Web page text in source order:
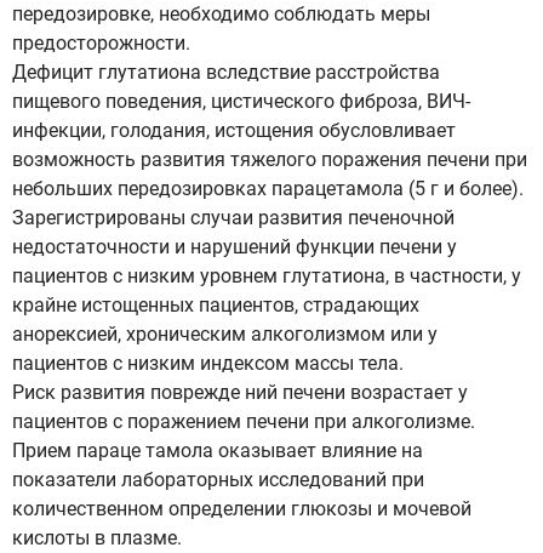
передозировке, необходимо соблюдать меры
предосторожности.
Дефицит глутатиона вследствие расстройства
пищевого поведения, цистического фиброза, ВИЧ-
инфекции, голодания, истощения обусловливает
возможность развития тяжелого поражения печени при
небольших передозировках парацетамола (5 г и более).
Зарегистрированы случаи развития печеночной
недостаточности и нарушений функции печени у
пациентов с низким уровнем глутатиона, в частности, у
крайне истощенных пациентов, страдающих
анорексией, хроническим алкоголизмом или у
пациентов с низким индексом массы тела.
Риск развития поврежде ний печени возрастает у
пациентов с поражением печени при алкоголизме.
Прием параце тамола оказывает влияние на
показатели лабораторных исследований при
количественном определении глюкозы и мочевой
кислоты в плазме.